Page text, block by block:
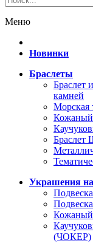
Меню
Новинки
Браслеты
Браслет
камней
Морская
Кожаный
Украшения
(ЧОКЕР)